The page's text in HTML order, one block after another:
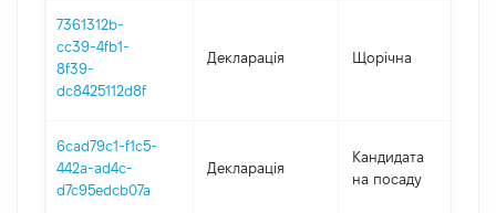
7361312b-
cc39-4fb1-
8f39-
dc8425112d8f
Декларація Щорічна
6cad79c1-f1c5-
442a-ad4c-
d7c95edcb07a
Декларація
Кандидата
на посаду